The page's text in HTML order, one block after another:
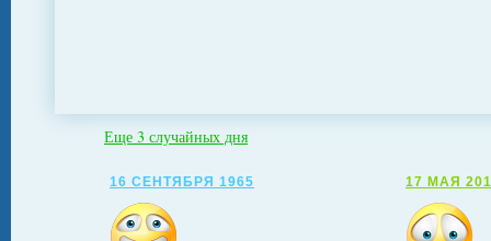
Еще 3 случайных дня
16 СЕНТЯБРЯ 1965 17 МАЯ